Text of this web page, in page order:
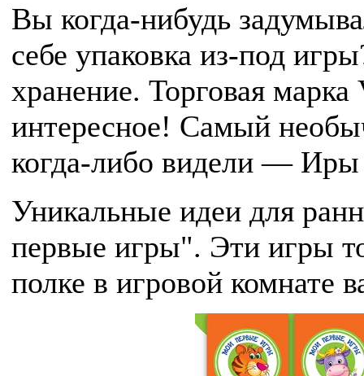
Вы когда-нибудь
себе упаковка из-под
хранение. Торговая
интересное! Самый
когда-либо видели — Иры
Уникальные идеи для
первые игры". Эти игры
полке в игровой комнате